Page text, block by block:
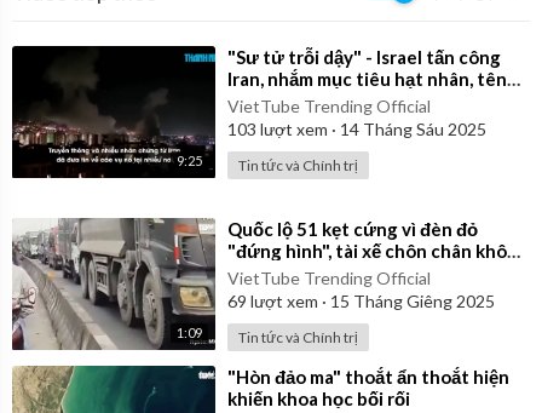
9:25
⁣"Sư tử trỗi dậy" - Israel tấn công
Iran, nhắm mục tiêu hạt nhân, tên
lửa, chỉ huy
VietTube Trending Official
103 lượt xem · 14 Tháng Sáu 2025
Tin tức và Chính trị
1:09
⁣Quốc lộ 51 kẹt cứng vì đèn đỏ
"đứng hình", tài xế chôn chân không
dám vượt
VietTube Trending Official
69 lượt xem · 15 Tháng Giêng 2025
Tin tức và Chính trị
⁣"Hòn đảo ma" thoắt ẩn thoắt hiện
khiến khoa học bối rối